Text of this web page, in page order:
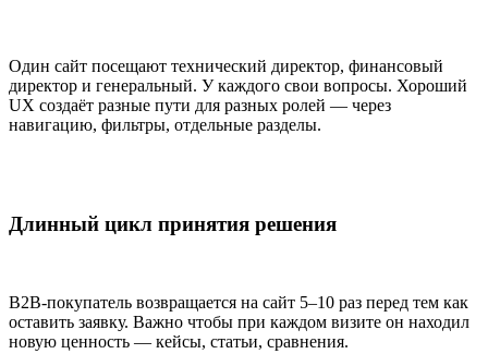
Один сайт посещают технический директор, финансовый
директор и генеральный. У каждого свои вопросы. Хороший
UX создаёт разные пути для разных ролей — через
навигацию, фильтры, отдельные разделы.
Длинный цикл принятия решения
B2B-покупатель возвращается на сайт 5–10 раз перед тем как
оставить заявку. Важно чтобы при каждом визите он находил
новую ценность — кейсы, статьи, сравнения.